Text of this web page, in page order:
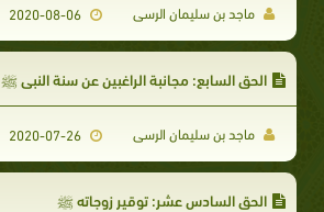
ماجد بن سليمان الرسى 2020-08-06
الحق السابع: مجانبة الراغبين عن سنة النبي ﷺ
ماجد بن سليمان الرسى 2020-07-26
الحق السادس عشر: توقير زوجاته ﷺ